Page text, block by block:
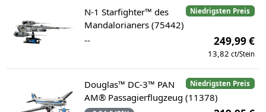
Niedrigsten Preis
N-1 Starfighter™ des
Mandalorianers (75442)
--
249,99 €
13,82 ct/Stein
Niedrigsten Preis
Douglas™ DC-3™ PAN
AM® Passagierflugzeug (11378)